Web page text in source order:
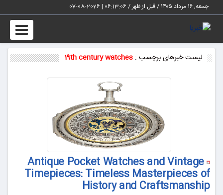
جمعه, ۱۶ مرداد ۱۴۰۵ / قبل از ظهر / 06:13:06
|
2026-08-07
Toggle
لیست خبرهای برچسب : 19th century watches
Antique Pocket Watches and Vintage
Timepieces: Timeless Masterpieces of
History and Craftsmanship